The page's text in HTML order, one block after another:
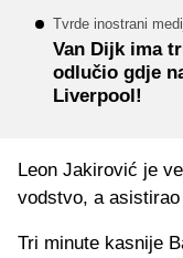
Tvrde inostrani
Van Dijk ima
odlučio gdje
Liverpool!
Leon Jakirović je
vodstvo, a
Tri minute kasnije